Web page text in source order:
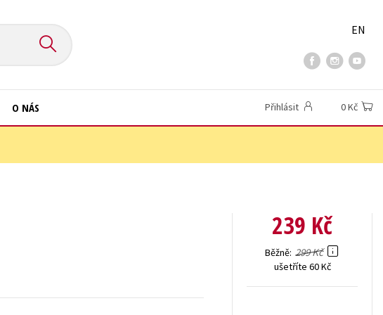
EN
O NÁS Přihlásit 0 Kč
239 Kč
Běžně 299 Kč
ušetříte 60 Kč